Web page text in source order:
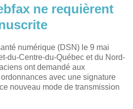
ne requièrent
numérique (DSN) le 9 mai
du-Centre-du-Québec et du Nord-
ont demandé aux
avec une signature
nouveau mode de transmission